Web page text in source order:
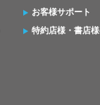
お客様サポート
特約店様・書店